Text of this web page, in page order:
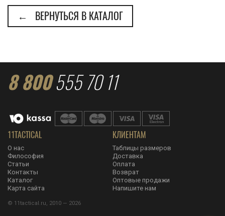
← ВЕРНУТЬСЯ В КАТАЛОГ
8 800555 70 11
11TACTICAL
О нас
Философия
Статьи
Контакты
Каталог
Карта сайта
КЛИЕНТАМ
Таблицы размеров
Доставка
Оплата
Возврат
Оптовые продажи
Напишите нам
© 11tactical.ru, 2010 — 2026